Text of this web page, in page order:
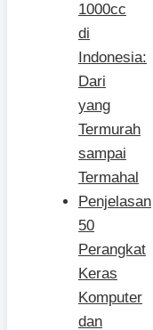
1000cc
di
Indonesia:
Dari
yang
Termurah
sampai
Termahal
Penjelasan
50
Perangkat
Keras
Komputer
dan